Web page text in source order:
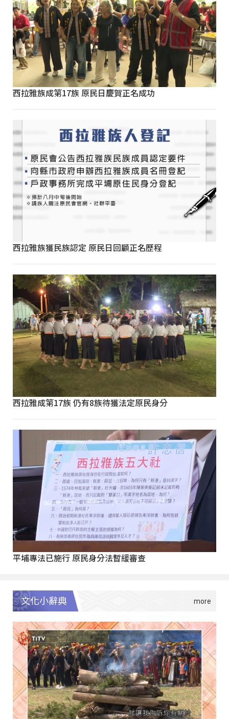
西拉雅族成第17族 原民日慶賀正名成功
西拉雅族獲民族認定 原民日回顧正名歷程
西拉雅成第17族 仍有8族待獲法定原民身分
平埔專法已施行 原民身分法暫緩審查
文化小辭典